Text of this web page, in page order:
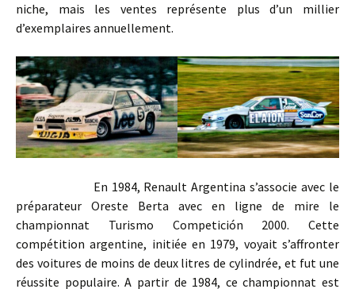
niche, mais les ventes représente plus d’un millier
d’exemplaires annuellement.
En 1984, Renault Argentina s’associe avec le
préparateur Oreste Berta avec en ligne de mire le
championnat Turismo Competición 2000. Cette
compétition argentine, initiée en 1979, voyait s’affronter
des voitures de moins de deux litres de cylindrée, et fut une
réussite populaire. A partir de 1984, ce championnat est